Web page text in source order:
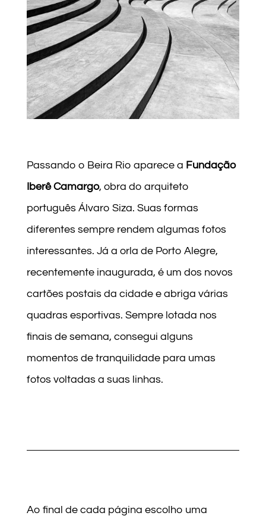
Passando o Beira Rio aparece a Fundação
Iberê Camargo, obra do arquiteto
português Álvaro Siza. Suas formas
diferentes sempre rendem algumas fotos
interessantes. Já a orla de Porto Alegre,
recentemente inaugurada, é um dos novos
cartões postais da cidade e abriga várias
quadras esportivas. Sempre lotada nos
finais de semana, consegui alguns
momentos de tranquilidade para umas
fotos voltadas a suas linhas.
Ao final de cada página escolho uma